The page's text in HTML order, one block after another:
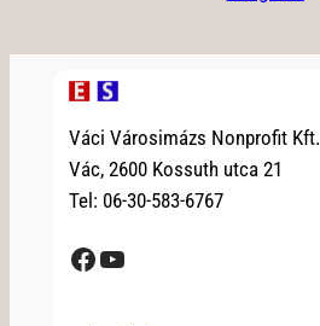
Váci Városimázs Nonprofit Kft.
Vác, 2600 Kossuth utca 21
Tel: 06-30-583-6767
Facebook YouTube